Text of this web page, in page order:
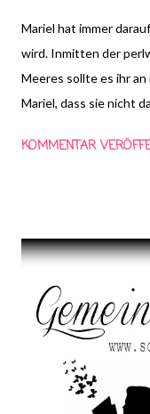
Mariel hat immer
wird. Inmitten der
Meeres sollte es ihr
Mariel, dass sie nicht
begegnet, wird
ihren Seelenpartner
Mariel plötzlich
Gefühle bedeuten in
KOMMENTAR